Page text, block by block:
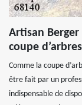
Artisan
coupe d’arbres
Comme la coupe
être fait par un
indispensable de